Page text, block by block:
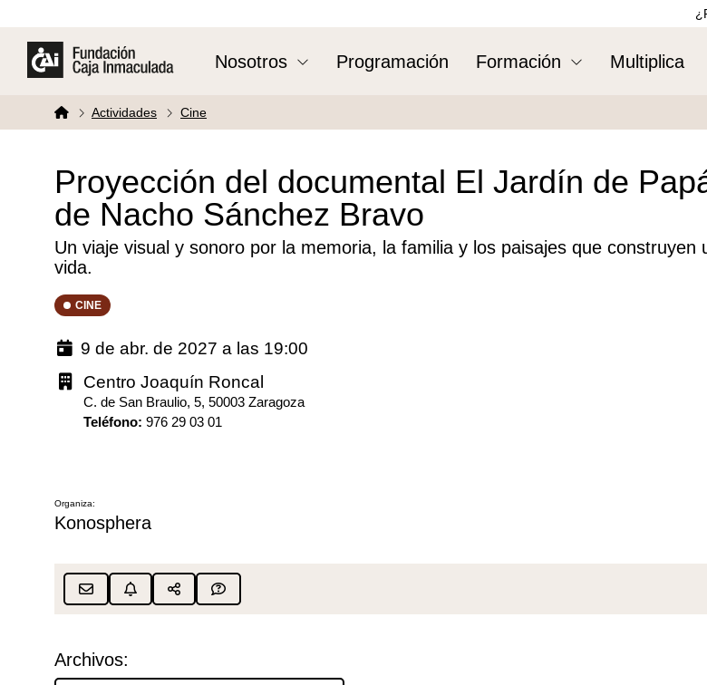
Nosotros Programación Formación Multiplica
Actividades Cine
Proyección del documental El Jardín de
de Nacho Sánchez Bravo
Un viaje visual y sonoro por la memoria, la familia y los paisajes que construyen
vida.
CINE
9 de abr. de 2027 a las 19:00
Centro Joaquín Roncal
C. de San Braulio, 5, 50003 Zaragoza
Teléfono: 976 29 03 01
Organiza:
Konosphera
Archivos: